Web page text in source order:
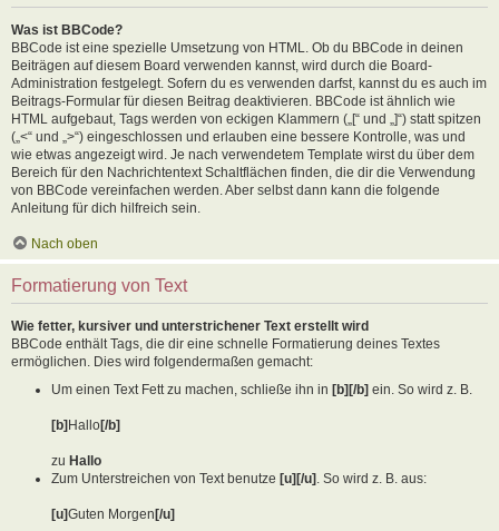
Was ist BBCode?
BBCode ist eine spezielle Umsetzung von HTML. Ob du BBCode in deinen
Beiträgen auf diesem Board verwenden kannst, wird durch die Board-
Administration festgelegt. Sofern du es verwenden darfst, kannst du es auch im
Beitrags-Formular für diesen Beitrag deaktivieren. BBCode ist ähnlich wie
HTML aufgebaut, Tags werden von eckigen Klammern („[“ und „]“) statt spitzen
(„<“ und „>“) eingeschlossen und erlauben eine bessere Kontrolle, was und
wie etwas angezeigt wird. Je nach verwendetem Template wirst du über dem
Bereich für den Nachrichtentext Schaltflächen finden, die dir die Verwendung
von BBCode vereinfachen werden. Aber selbst dann kann die folgende
Anleitung für dich hilfreich sein.
Nach oben
Formatierung von Text
Wie fetter, kursiver und unterstrichener Text erstellt wird
BBCode enthält Tags, die dir eine schnelle Formatierung deines Textes
ermöglichen. Dies wird folgendermaßen gemacht:
Um einen Text Fett zu machen, schließe ihn in [b][/b] ein. So wird z. B.
[b] Hallo[/b]
zu Hallo
Zum Unterstreichen von Text benutze [u][/u] . So wird z. B. aus:
[u]Guten Morgen [/u]